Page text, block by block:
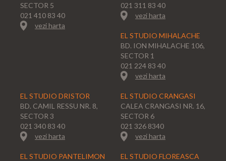
SECTOR 5
021 410 83 40
vezi harta
021 311 83 40
vezi harta
EL STUDIO MIHALACHE
BD. ION MIHALACHE 106,
SECTOR 1
021 224 83 40
vezi harta
EL STUDIO DRISTOR
BD. CAMIL RESSU NR. 8,
SECTOR 3
021 340 83 40
vezi harta
EL STUDIO CRANGASI
CALEA CRANGASI NR. 16,
SECTOR 6
021 326 8340
vezi harta
EL STUDIO PANTELIMON
EL STUDIO FLOREASCA